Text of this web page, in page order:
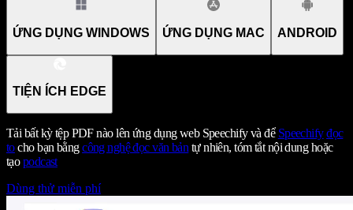
ỨNG DỤNG WINDOWS ỨNG DỤNG MAC ANDROID
TIỆN ÍCH EDGE
Tải bất kỳ tệp PDF nào lên ứng dụng web Speechify và để Speechify đọc
tocho bạn bằngcông nghệ đọc văn bản tự nhiên, tóm tắt nội dung hoặc
tạopodcast
Dùng thử miễn phí